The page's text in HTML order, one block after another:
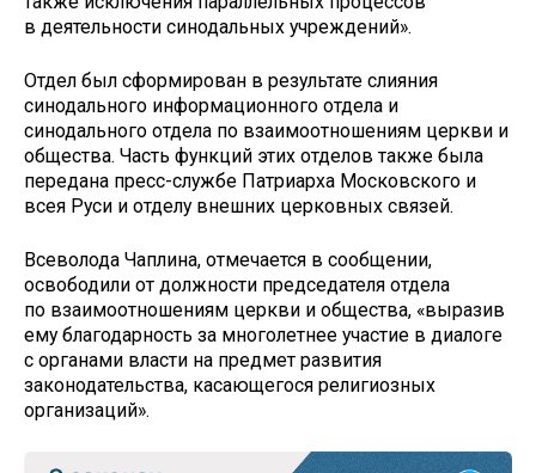
в деятельности синодальных учреждений».
Отдел был сформирован в результате слияния
синодального информационного отдела и
синодального отдела по взаимоотношениям церкви и
общества. Часть функций этих отделов также была
передана пресс-службе Патриарха Московского и
всея Руси и отделу внешних церковных связей.
Всеволода Чаплина, отмечается в сообщении,
освободили от должности председателя отдела
по взаимоотношениям церкви и общества, «выразив
ему благодарность за многолетнее участие в диалоге
с органами власти на предмет развития
законодательства, касающегося религиозных
организаций».